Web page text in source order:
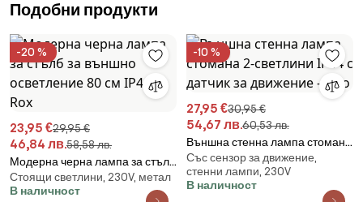
Подобни продукти
-20 %
23,95 €29,95 €
46,84 лв.58,58 лв.
Модерна черна лампа за стълб
за външно осветление 80 см
IP44 - Rox
Стоящи светлини, 230V, метал
В наличност
-10 %
27,95 €30,95 €
54,67 лв.60,53 лв.
Външна стенна лампа стомана
2-светлини IP44 с датчик за
движение - Duo
Със сензор за движение,
стенни лампи, 230V
В наличност